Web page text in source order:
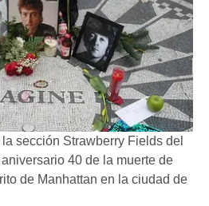
sección Strawberry Fields del
40 de la muerte de
de Manhattan en la ciudad de